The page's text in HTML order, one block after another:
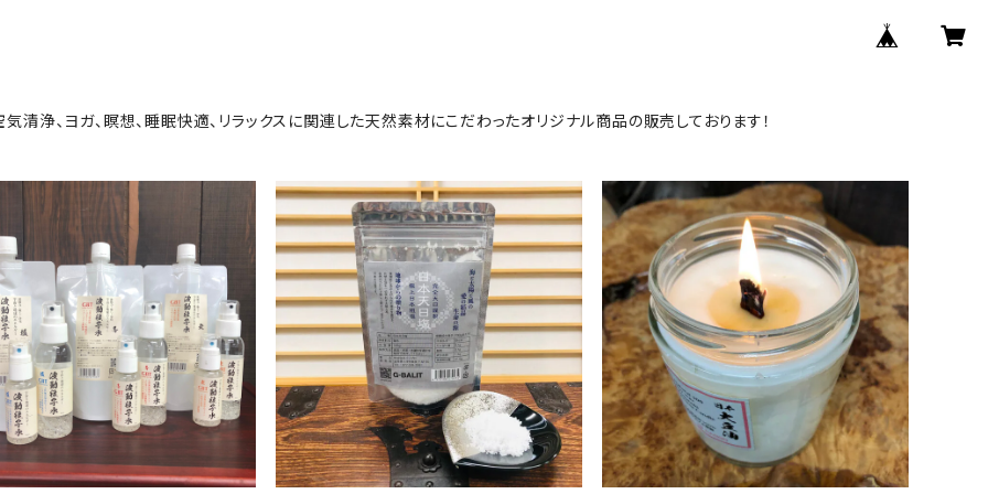
気清浄、ヨガ、瞑想、睡眠快適、リラックスに関連した天然素材にこだわったオリジナル商品の販売しております！